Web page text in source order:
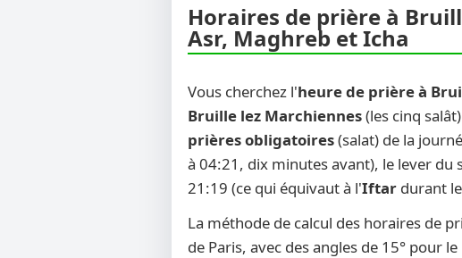
Horaires de prière à
Asr, Maghreb et Icha
Vous cherchez l'heure de prière à
Bruille lez Marchiennes(les cinq
prières obligatoires(salat) de la
à 04:21, dix minutes avant), le lever du
21:19 (ce qui équivaut à l'Iftar durant
La méthode de calcul des horaires de
de Paris, avec des angles de 15° pour